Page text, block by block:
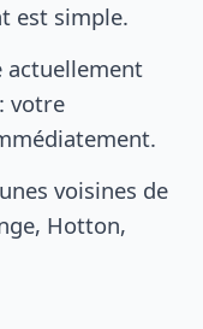
est simple.
actuellement
votre
voisines de
Hotton,